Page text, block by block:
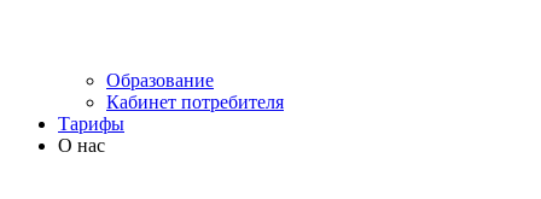
Образование
Кабинет потребителя
Тарифы
О нас